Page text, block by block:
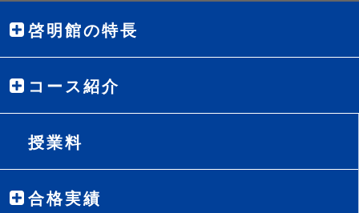
啓明館の特長
コース紹介
授業料
合格実績